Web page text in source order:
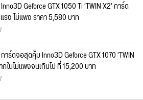
Geforce GTX 1050 Ti ‘TWIN X2’ การ์ด
ง ไม่แพง ราคา 5,580 บาท
าร์ดจอสุดคุ้ม Inno3D Geforce GTX 1070 'TWIN
มากในไม่แพงจนเกินไป ที่ 15,200 บาท